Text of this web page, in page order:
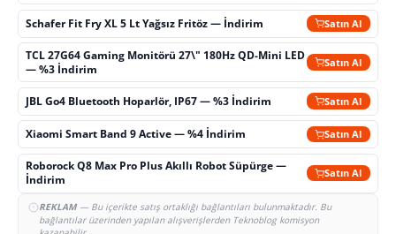
Schafer Fit Fry XL 5 Lt Yağsız Fritöz — İndirim Satın Al
TCL 27G64 Gaming Monitörü 27\" 180Hz QD-Mini LED
— %3 İndirim
Satın Al
JBL Go4 Bluetooth Hoparlör, IP67 — %3 İndirim Satın Al
Xiaomi Smart Band 9 Active — %4 İndirim Satın Al
Roborock Q8 Max Pro Plus Akıllı Robot Süpürge —
İndirim
Satın Al
REKLAM— Bu içerikte satış ortaklığı bağlantıları bulunmaktadır. Bu
bağlantılar üzerinden yapılan alışverişlerden Teknoblog komisyon